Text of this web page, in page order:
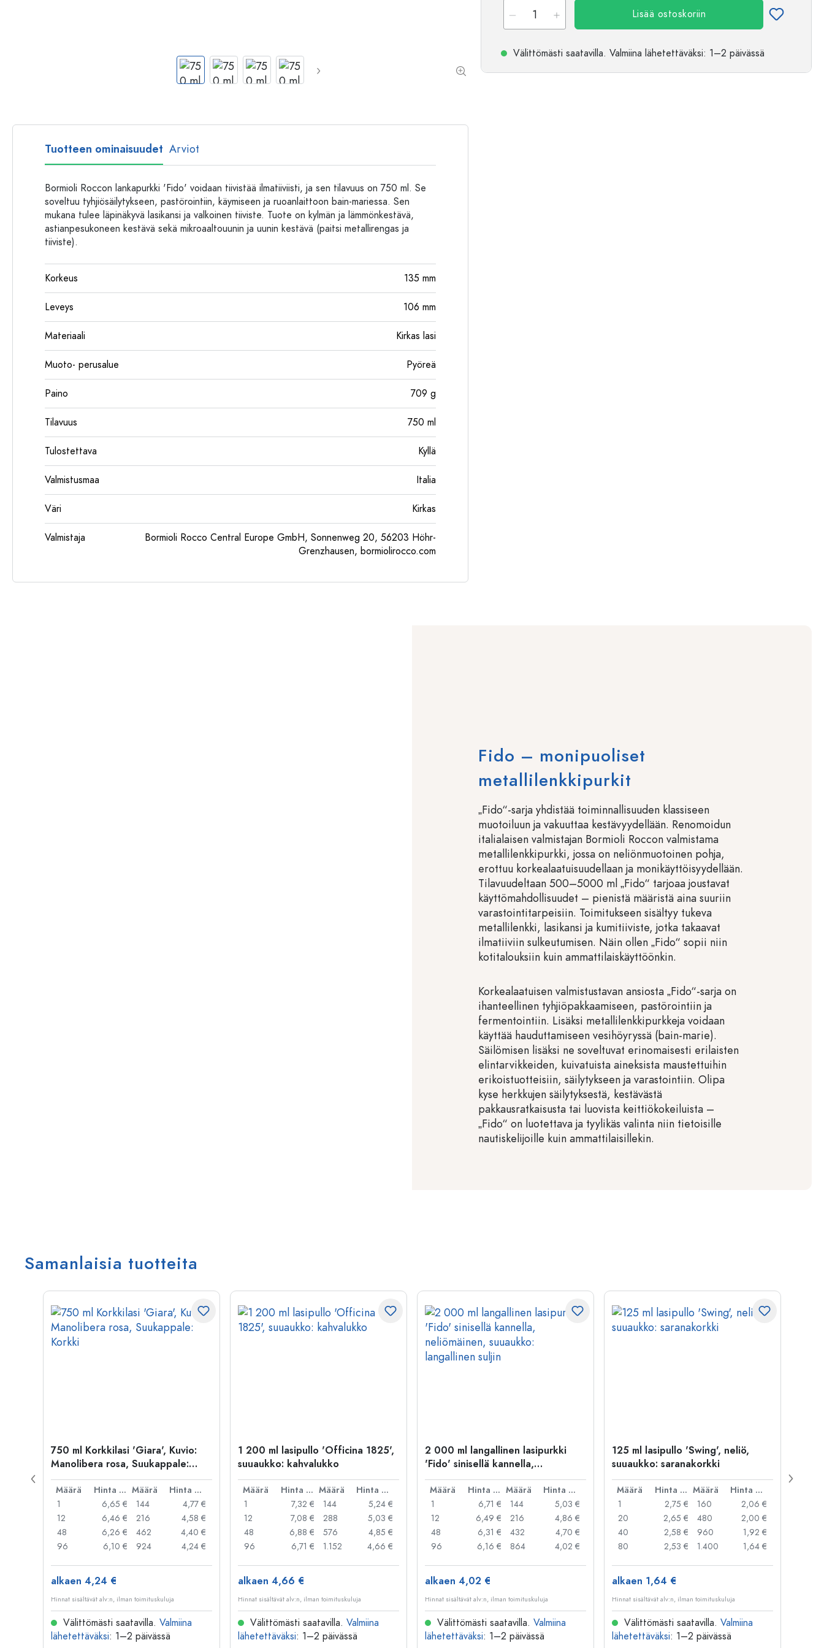
Lisää ostoskoriin
Välittömästi saatavilla. Valmiina lähetettäväksi: 1–2 päivässä
Tuotteen ominaisuudet Arviot
Bormioli Roccon lankapurkki 'Fido' voidaan tiivistää ilmatiiviisti, ja sen tilavuus on 750 ml. Se
soveltuu tyhjiösäilytykseen, pastörointiin, käymiseen ja ruoanlaittoon bain-mariessa. Sen
mukana tulee läpinäkyvä lasikansi ja valkoinen tiiviste. Tuote on kylmän ja lämmönkestävä,
astianpesukoneen kestävä sekä mikroaaltouunin ja uunin kestävä (paitsi metallirengas ja
tiiviste).
Korkeus 135 mm
Leveys 106 mm
Materiaali Kirkas lasi
Muoto- perusalue Pyöreä
Paino 709 g
Tilavuus 750 ml
Tulostettava Kyllä
Valmistusmaa Italia
Väri Kirkas
Valmistaja
Bormioli Rocco Central Europe GmbH, Sonnenweg 20, 56203 Höhr-
Grenzhausen, bormiolirocco.com
Fido – monipuoliset
metallilenkkipurkit
„Fido“-sarja yhdistää toiminnallisuuden klassiseen
muotoiluun ja vakuuttaa kestävyydellään. Renomoidun
italialaisen valmistajan Bormioli Roccon valmistama
metallilenkkipurkki, jossa on neliönmuotoinen pohja,
erottuu korkealaatuisuudellaan ja monikäyttöisyydellään.
Tilavuudeltaan 500–5000 ml „Fido“ tarjoaa joustavat
käyttömahdollisuudet – pienistä määristä aina suuriin
varastointitarpeisiin. Toimitukseen sisältyy tukeva
metallilenkki, lasikansi ja kumitiiviste, jotka takaavat
ilmatiiviin sulkeutumisen. Näin ollen „Fido“ sopii niin
kotitalouksiin kuin ammattilaiskäyttöönkin.
Korkealaatuisen valmistustavan ansiosta „Fido“-sarja on
ihanteellinen tyhjiöpakkaamiseen, pastörointiin ja
fermentointiin. Lisäksi metallilenkkipurkkeja voidaan
käyttää hauduttamiseen vesihöyryssä (bain-marie).
Säilömisen lisäksi ne soveltuvat erinomaisesti erilaisten
elintarvikkeiden, kuivatuista aineksista maustettuihin
erikoistuotteisiin, säilytykseen ja varastointiin. Olipa
kyse herkkujen säilytyksestä, kestävästä
pakkausratkaisusta tai luovista keittiökokeiluista –
„Fido“ on luotettava ja tyylikäs valinta niin tietoisille
nautiskelijoille kuin ammattilaisillekin.
Samanlaisia tuotteita
750 ml Korkkilasi 'Giara', Kuvio:
Manolibera rosa, Suukappale:
Korkki
Määrä Hinta per kpl Määrä
Hinta per kpl
1
6,65 €
12
6,46 €
48
6,26 €
96
6,10 €
144
4,77 €
216
4,58 €
462
4,40 €
924
4,24 €
alkaen 4,24 €
Hinnat sisältävät alv:n, ilman toimituskuluja
Välittömästi saatavilla. Valmiina
lähetettäväksi: 1–2 päivässä
1 200 ml lasipullo 'Officina 1825',
suuaukko: kahvalukko
Määrä Hinta per kpl Määrä
Hinta per kpl
1
7,32 €
12
7,08 €
48
6,88 €
96
6,71 €
144
5,24 €
288
5,03 €
576
4,85 €
1.152
4,66 €
alkaen 4,66 €
Hinnat sisältävät alv:n, ilman toimituskuluja
Välittömästi saatavilla. Valmiina
lähetettäväksi: 1–2 päivässä
2 000 ml langallinen lasipurkki
'Fido' sinisellä kannella,
neliömäinen, suuaukko: langallinen
suljin
Määrä Hinta per kpl Määrä
Hinta per kpl
1
6,71 €
12
6,49 €
48
6,31 €
96
6,16 €
144
5,03 €
216
4,86 €
432
4,70 €
864
4,02 €
alkaen 4,02 €
Hinnat sisältävät alv:n, ilman toimituskuluja
Välittömästi saatavilla. Valmiina
lähetettäväksi: 1–2 päivässä
125 ml lasipullo 'Swing', neliö,
suuaukko: saranakorkki
Määrä Hinta per kpl Määrä
Hinta per kpl
1
2,75 €
20
2,65 €
40
2,58 €
80
2,53 €
160
2,06 €
480
2,00 €
960
1,92 €
1.400
1,64 €
alkaen 1,64 €
Hinnat sisältävät alv:n, ilman toimituskuluja
Välittömästi saatavilla. Valmiina
lähetettäväksi: 1–2 päivässä